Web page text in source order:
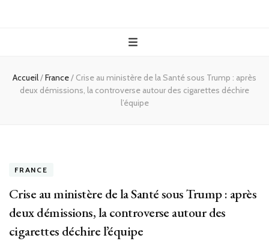
Accueil/France/ Crise au ministère de la Santé sous Trump : après
deux démissions, la controverse autour des cigarettes déchire
l’équipe
FRANCE
Crise au ministère de la Santé sous Trump : après
deux démissions, la controverse autour des
cigarettes déchire l’équipe